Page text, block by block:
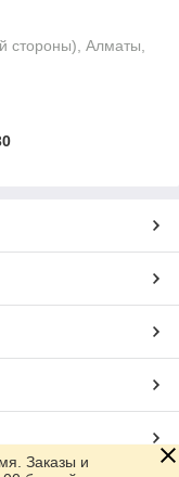
стороны), Алматы,
Заказы и